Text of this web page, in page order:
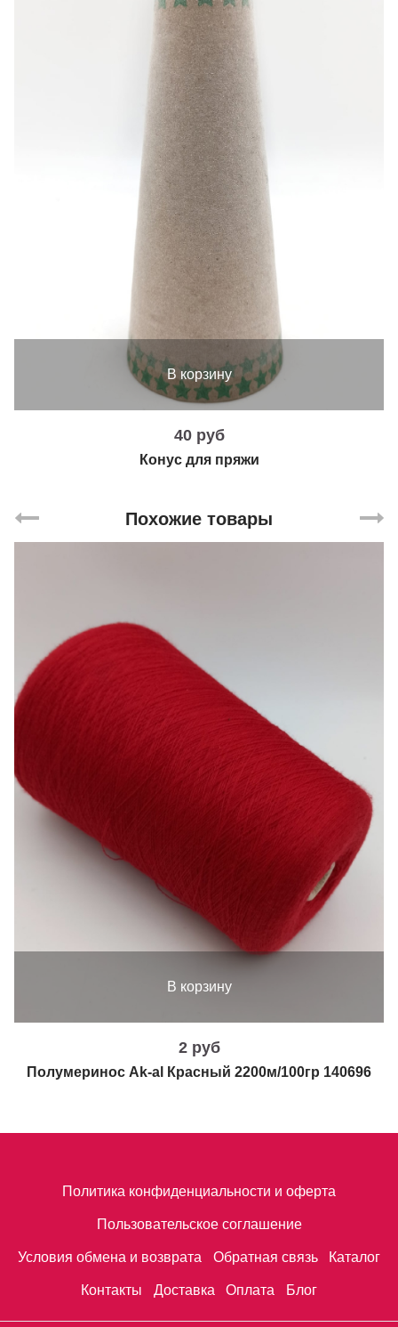
В корзину
40 руб
Конус для пряжи
Похожие товары
В корзину
2 руб
Полумеринос Ak-al Красный 2200м/100гр 140696
Политика конфиденциальности и оферта
Пользовательское соглашение
Условия обмена и возврата Обратная связь Каталог
Контакты Доставка Оплата Блог